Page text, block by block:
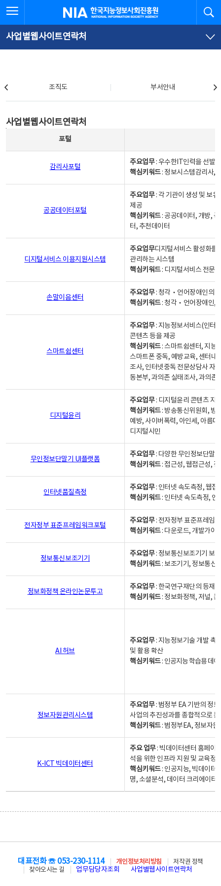
문
로
가
체
뉴
바
가
한국지능정보사회진흥원
사업별웹사이트연락처
조직도 부서안내
사업별웹사이트연락처
포털
감리사포털
주요업무: 우수한IT인력을 선발
핵심키워드: 정보시스템감리사,
공공데이터포털
주요업무: 각 기관이 생성 및 보
제공
핵심키워드: 공공데이터, 개방,
터, 추천데이터
디지털서비스 이용지원시스템
주요업무디지털서비스 활성화를
관리하는 시스템
핵심키워드: 디지털서비스 전문
손말이음센터
주요업무: 청각‧언어장애인의
핵심키워드: 청각‧언어장애인,
스마트쉼센터
주요업무: 지능정보서비스(인터
콘텐츠 등을 제공
핵심키워드: 스마트쉼센터, 지능
스마트폰 중독, 예방교육, 센터내
조사, 인터넷중독 전문상담사 자
동본부, 과의존 실태조사, 과의존
디지털윤리
주요업무: 디지털윤리 콘텐츠 지
핵심키워드: 방송통신위원회, 방
예방, 사이버폭력, 아인세, 아름
디지털시민
무인정보단말기 UI플랫폼
주요업무: 다양한 무인정보단말
핵심키워드: 접근성, 웹접근성,
인터넷품질측정
주요업무: 인터넷 속도측정, 웹접
핵심키워드: 인터넷 속도측정, 인
전자정부 표준프레임워크포털
주요업무: 전자정부 표준프레임
핵심키워드: 다운로드, 개발가이
정보통신보조기기
주요업무: 정보통신보조기기 보
핵심키워드: 보조기기, 정보통신
정보화정책 온라인논문투고
주요업무: 한국연구재단의 등재
핵심키워드: 정보화정책, 저널,
AI 허브
주요업무: 지능정보기술 개발 촉
및 활용 확산
핵심키워드: 인공지능 학습용 데
정보자원관리시스템
주요업무: 범정부 EA 기반의 정
사업의 추진성과를 종합적으로
핵심키워드: 범정부EA, 정보자
K-ICT 빅데이터센터
주요 업무: 빅데이터센터 홈페이
석을 위한 인프라 지원 및 교육정
핵심키워드: 인공지능, 빅데이터,
명, 소셜분석, 데이터 크리에이터
대표전화 ☏ 053-230-1114 개인정보처리방침
저작권 정책
찾아오시는 길
업무담당자조회 사업별웹사이트연락처